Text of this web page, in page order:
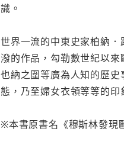
識。
世界一流的中東史家柏納
潑的作品，勾勒數世紀以
也納之圍等廣為人知的歷
態，乃至婦女衣領等等的印
※本書原書名《穆斯林發現